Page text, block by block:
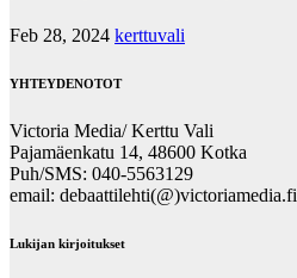
Feb 28, 2024 kerttuvali
YHTEYDENOTOT
Victoria Media/ Kerttu Vali
Pajamäenkatu 14, 48600 Kotka
Puh/SMS: 040-5563129
email: debaattilehti(@)victoriamedia.fi
Lukijan kirjoitukset